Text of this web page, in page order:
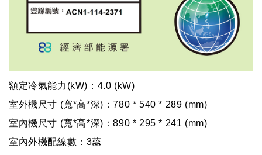
額定冷氣能力(kW)：4.0 (kW)
室外機尺寸 (寬*高*深)：780 * 540 * 289 (mm)
室內機尺寸 (寬*高*深)：890 * 295 * 241 (mm)
室內外機配線數：3蕊